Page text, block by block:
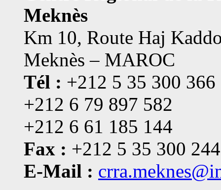
Meknès
Km 10, Route Haj
Meknès – MAROC
Tél : +212 5 35 300 366
+212 6 79 897 582
+212 6 61 185 144
Fax : +212 5 35 300 244
E-Mail :